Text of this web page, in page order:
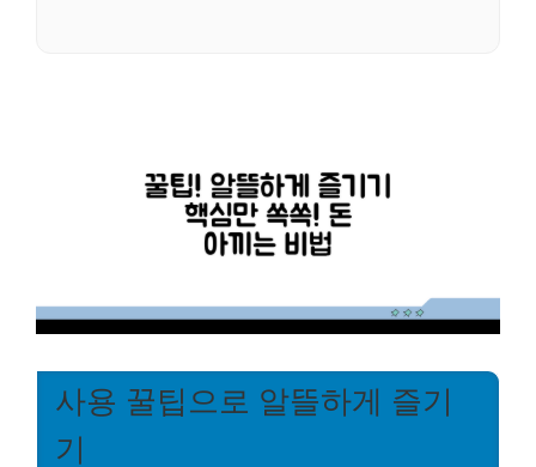
사용 꿀팁으로 알뜰하게 즐기
기